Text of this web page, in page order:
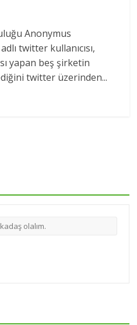
Anonymus
twitter kullanıcısı,
yapan beş şirketin
twitter üzerinden...